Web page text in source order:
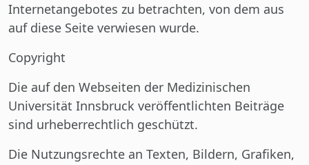
Internetangebotes zu betrachten, von dem aus
auf diese Seite verwiesen wurde.
Copyright
Die auf den Webseiten der Medizinischen
Universität Innsbruck veröffentlichten Beiträge
sind urheberrechtlich geschützt.
Die Nutzungsrechte an Texten, Bildern, Grafiken,